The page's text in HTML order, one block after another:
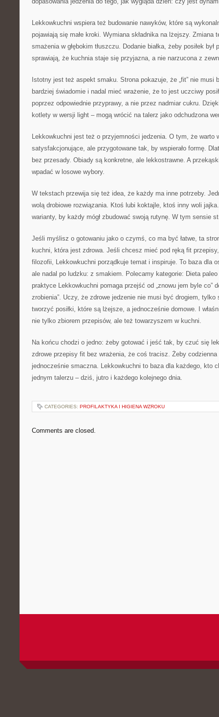
Lekkowkuchni wspiera też budowanie nawyków, które są
pojawiają się małe kroki. Wymiana składnika na lżejszy. Zmiana
smażenia w głębokim tłuszczu. Dodanie białka, żeby posiłek był
sprawiają, że kuchnia staje się przyjazna, a nie narzucona z
Istotny jest też aspekt smaku. Strona pokazuje, że „fit” nie musi
bardziej świadomie i nadal mieć wrażenie, że to jest uczciwy
poprzez odpowiednie przyprawy, a nie przez nadmiar cukru.
kotlety w wersji light – mogą wrócić na talerz jako odchudzona
Lekkowkuchni jest też o przyjemności jedzenia. O tym, że warto
satysfakcjonujące, ale przygotowane tak, by wspierało formę.
bez przesady. Obiady są konkretne, ale lekkostrawne. A
wpadać w losowe wybory.
W tekstach przewija się też idea, że każdy ma inne potrzeby.
wolą drobiowe rozwiązania. Ktoś lubi koktajle, ktoś inny woli
warianty, by każdy mógł zbudować swoją rutynę. W tym sensie
Jeśli myślisz o gotowaniu jako o czymś, co ma być łatwe, ta
kuchni, która jest zdrowa. Jeśli chcesz mieć pod ręką fit
filozofii, Lekkowkuchni porządkuje temat i inspiruje. To baza dla
ale nadal po ludzku: z smakiem. Polecamy kategorie: Dieta
praktyce Lekkowkuchni pomaga przejść od „znowu jem byle co”
zrobienia”. Uczy, że zdrowe jedzenie nie musi być drogiem,
tworzyć posiłki, które są lżejsze, a jednocześnie domowe. I
nie tylko zbiorem przepisów, ale też towarzyszem w kuchni.
Na końcu chodzi o jedno: żeby gotować i jeść tak, by czuć się
zdrowe przepisy fit bez wrażenia, że coś tracisz. Żeby codzienna
jednocześnie smaczna. Lekkowkuchni to baza dla każdego, kto
jednym talerzu – dziś, jutro i każdego kolejnego dnia.
CATEGORIES: PROFILAKTYKA I HIGIENA WZROKU
Comments are closed.